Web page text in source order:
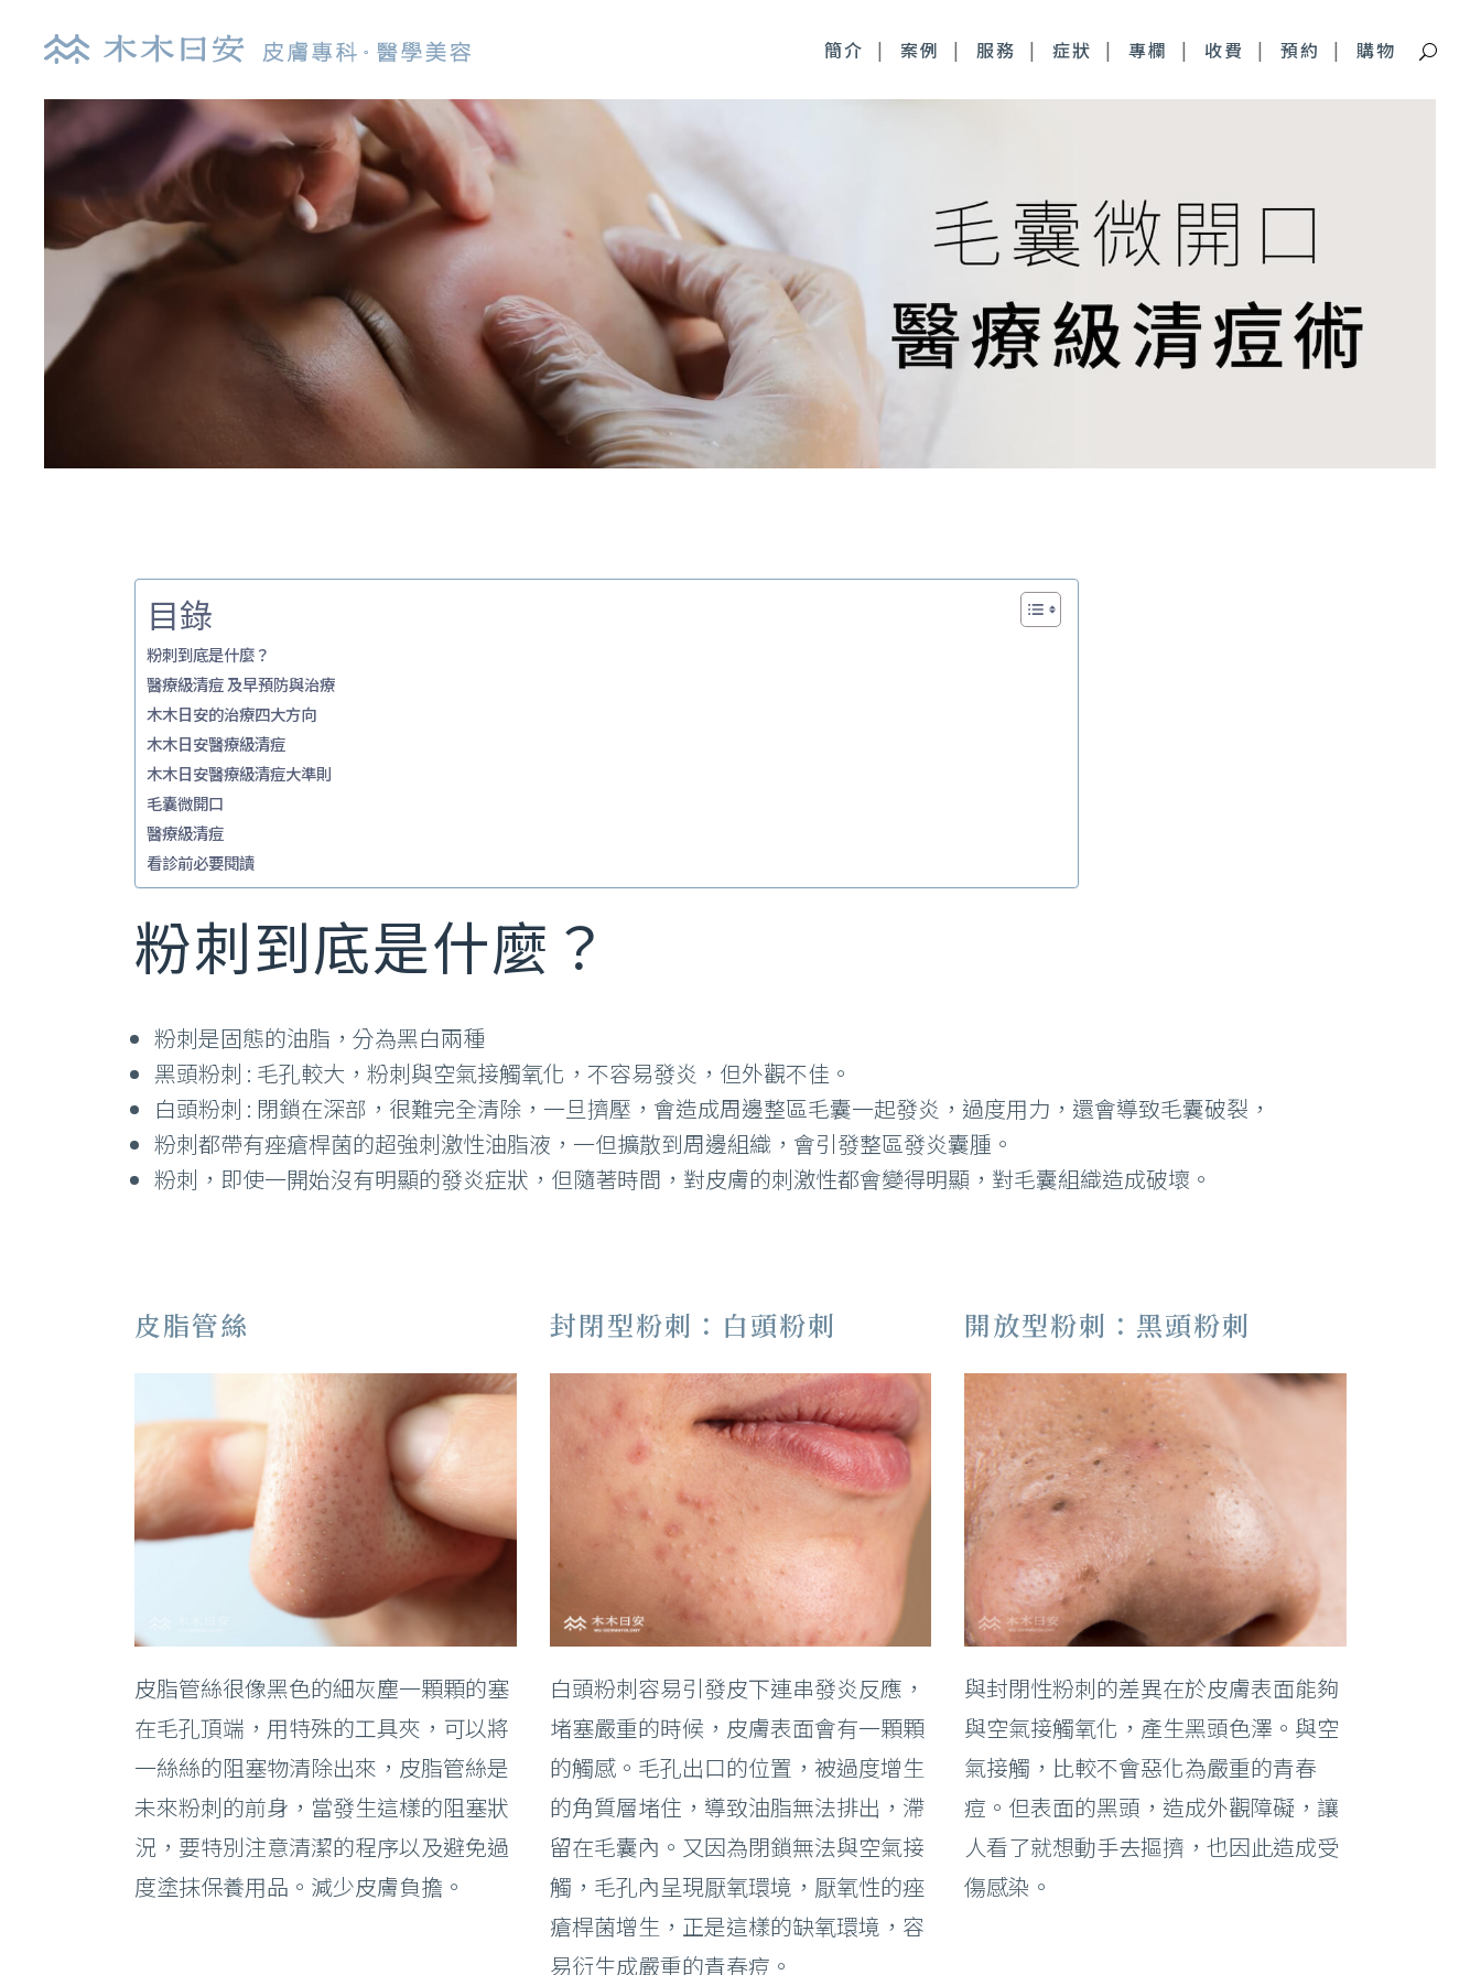
簡介 案例 服務
探索皮秒雷射
鉺雅鉻雷射
清新光雷射
肉毒桿菌
逆時針
舒顏萃
艾麗斯精靈針
喬雅露膠原蛋白針
白皙微針注射
皮膚管理：醫療級清痘
痘疤特別門診
深層痘疤 皮下剝離
鳳凰電波
海芙音波
症狀 專欄 收費 預約 購物
目錄
粉刺到底是什麼？
醫療級清痘 及早預防與治療
木木日安的治療四大方向
木木日安醫療級清痘
木木日安醫療級清痘大準則
毛囊微開口
醫療級清痘
看診前必要閱讀
粉刺到底是什麼？
粉刺是固態的油脂，分為黑白兩種
黑頭粉刺 : 毛孔較大，粉刺與空氣接觸氧化，不容易發炎，但外觀不佳。
白頭粉刺 : 閉鎖在深部，很難完全清除，一旦擠壓，會造成周邊整區毛囊一起發炎，過度用力，還會導致毛囊破裂，
粉刺都帶有痤瘡桿菌的超強刺激性油脂液，一但擴散到周邊組織，會引發整區發炎囊腫。
粉刺，即使一開始沒有明顯的發炎症狀，但隨著時間，對皮膚的刺激性都會變得明顯，對毛囊組織造成破壞。
皮脂管絲
皮脂管絲很像黑色的細灰塵一顆顆的塞
在毛孔頂端，用特殊的工具夾，可以將
一絲絲的阻塞物清除出來，皮脂管絲是
未來粉刺的前身，當發生這樣的阻塞狀
況，要特別注意清潔的程序以及避免過
度塗抹保養用品。減少皮膚負擔。
封閉型粉刺：白頭粉刺
白頭粉刺容易引發皮下連串發炎反應，
堵塞嚴重的時候，皮膚表面會有一顆顆
的觸感。毛孔出口的位置，被過度增生
的角質層堵住，導致油脂無法排出，滯
留在毛囊內。又因為閉鎖無法與空氣接
觸，毛孔內呈現厭氧環境，厭氧性的痤
瘡桿菌增生，正是這樣的缺氧環境，容
易衍生成嚴重的青春痘。
開放型粉刺：黑頭粉刺
與封閉性粉刺的差異在於皮膚表面能夠
與空氣接觸氧化，產生黑頭色澤。與空
氣接觸，比較不會惡化為嚴重的青春
痘。但表面的黑頭，造成外觀障礙，讓
人看了就想動手去摳擠，也因此造成受
傷感染。